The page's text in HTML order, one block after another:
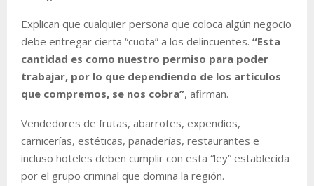
Explican que cualquier persona que coloca algún negocio
debe entregar cierta “cuota” a los delincuentes. “Esta
cantidad es como nuestro permiso para poder
trabajar, por lo que dependiendo de los artículos
que compremos, se nos cobra”, afirman.
Vendedores de frutas, abarrotes, expendios,
carnicerías, estéticas, panaderías, restaurantes e
incluso hoteles deben cumplir con esta “ley” establecida
por el grupo criminal que domina la región.